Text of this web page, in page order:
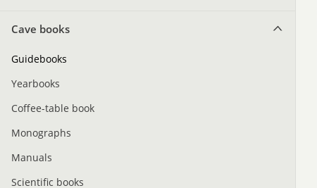
Cave books
Guidebooks
Yearbooks
Coffee-table book
Monographs
Manuals
Scientific books